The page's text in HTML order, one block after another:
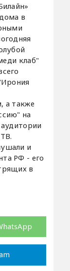
в
клаб"
а также
на
и
РФ - его
в